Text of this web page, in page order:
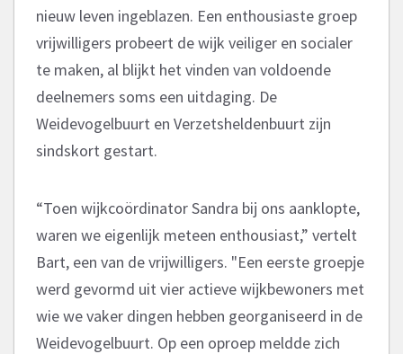
nieuw leven ingeblazen. Een enthousiaste groep
vrijwilligers probeert de wijk veiliger en socialer
te maken, al blijkt het vinden van voldoende
deelnemers soms een uitdaging. De
Weidevogelbuurt en Verzetsheldenbuurt zijn
sindskort gestart.
“Toen wijkcoördinator Sandra bij ons aanklopte,
waren we eigenlijk meteen enthousiast,” vertelt
Bart, een van de vrijwilligers. "Een eerste groepje
werd gevormd uit vier actieve wijkbewoners met
wie we vaker dingen hebben georganiseerd in de
Weidevogelbuurt. Op een oproep meldde zich